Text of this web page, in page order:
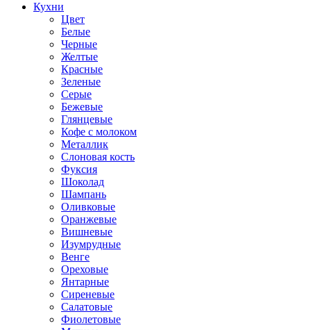
Кухни
Цвет
Белые
Черные
Желтые
Красные
Зеленые
Серые
Бежевые
Глянцевые
Кофе с молоком
Металлик
Слоновая кость
Фуксия
Шоколад
Шампань
Оливковые
Оранжевые
Вишневые
Изумрудные
Венге
Ореховые
Янтарные
Сиреневые
Салатовые
Фиолетовые